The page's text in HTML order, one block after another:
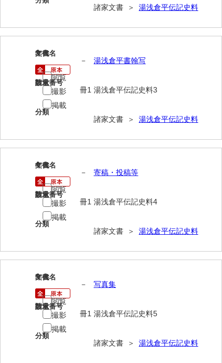
上田家文書（横浜市）
上野竹逸文書
氏本家文書
宇多田家文書
内田家文書（豊中市）
内田家文書（防府市）
内田伸採拓史料
宇野家文書
馬屋原家文書
梅村明文書
江浪家文書
惠本家文書
恵良宏収集文書
相木家文書
大田家文書
諸家文書 ＞ 湯浅倉平伝記史料
3
文書名
湯浅倉平書翰写
請求番号
湯浅倉平伝記史料3
分類
諸家文書 ＞ 湯浅倉平伝記史料
年代
－
数量
冊1
閲覧
撮影
掲載
4
文書名
寄稿・投稿等
請求番号
湯浅倉平伝記史料4
分類
諸家文書 ＞ 湯浅倉平伝記史料
年代
－
数量
冊1
閲覧
撮影
掲載
5
文書名
写真集
請求番号
湯浅倉平伝記史料5
分類
諸家文書 ＞ 湯浅倉平伝記史料
年代
－
数量
冊1
閲覧
撮影
掲載